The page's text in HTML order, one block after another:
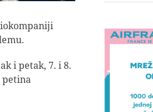
i petak, 7. i 8.
petina